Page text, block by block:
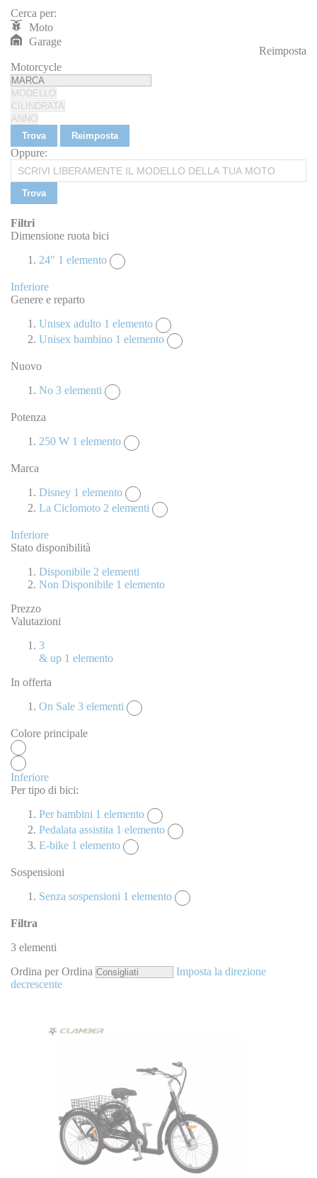
Cerca per:
Moto
Garage
Reimposta
Motorcycle
Trova Reimposta
Oppure:
Trova
Filtra
3 elementi
Ordina per Ordina
Imposta la direzione
decrescente
Filtri
Dimensione ruota bici
24" 1 elemento
Inferiore
Genere e reparto
Unisex adulto 1 elemento
Unisex bambino 1 elemento
Nuovo
No 3 elementi
Potenza
250 W 1 elemento
Marca
Disney 1 elemento
La Ciclomoto 2 elementi
Inferiore
Stato disponibilità
Disponibile 2 elementi
Non Disponibile 1 elemento
Prezzo
Valutazioni
3
& up 1 elemento
In offerta
On Sale 3 elementi
Colore principale
Inferiore
Per tipo di bici:
Per bambini 1 elemento
Pedalata assistita 1 elemento
E-bike 1 elemento
Sospensioni
Senza sospensioni 1 elemento